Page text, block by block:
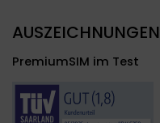
AUSZEICHNUNGEN
PremiumSIM im Test